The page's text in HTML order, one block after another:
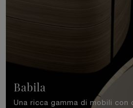
Babila
Una ricca gamma di mobili con